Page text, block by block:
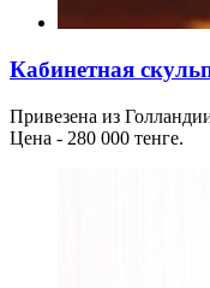
Кабинетная
Привезена из
Цена - 280 000 тенге.